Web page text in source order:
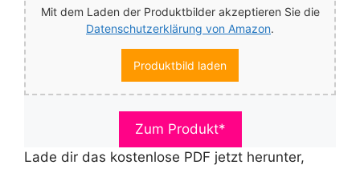
Mit dem Laden der Produktbilder akzeptieren Sie die
Datenschutzerklärung von Amazon.
Produktbild laden
Zum Produkt*
Lade dir das kostenlose PDF jetzt herunter,